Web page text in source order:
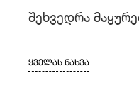
შეხვედრა
ᲧᲕᲔᲚᲐᲡ ᲜᲐᲮᲕᲐ